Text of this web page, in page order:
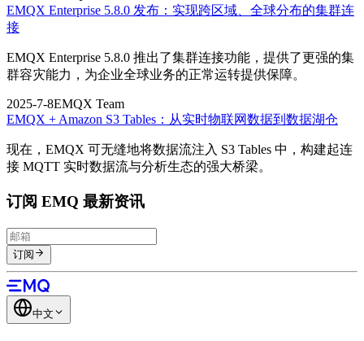
EMQX Enterprise 5.8.0 发布：实现跨区域、全球分布的集群连
接
EMQX Enterprise 5.8.0 推出了集群连接功能，提供了更强的集
群容灾能力，为企业全球业务的正常运转提供保障。
2025-7-8EMQX Team
EMQX + Amazon S3 Tables：从实时物联网数据到数据湖仓
现在，EMQX 可无缝地将数据流注入 S3 Tables 中，构建起连
接 MQTT 实时数据流与分析生态的强大桥梁。
订阅 EMQ 最新资讯
订阅
中文